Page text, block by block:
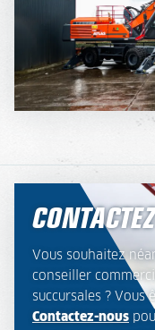
Vous souhaitez
conseiller
succursales ? Vous
Contactez-nous